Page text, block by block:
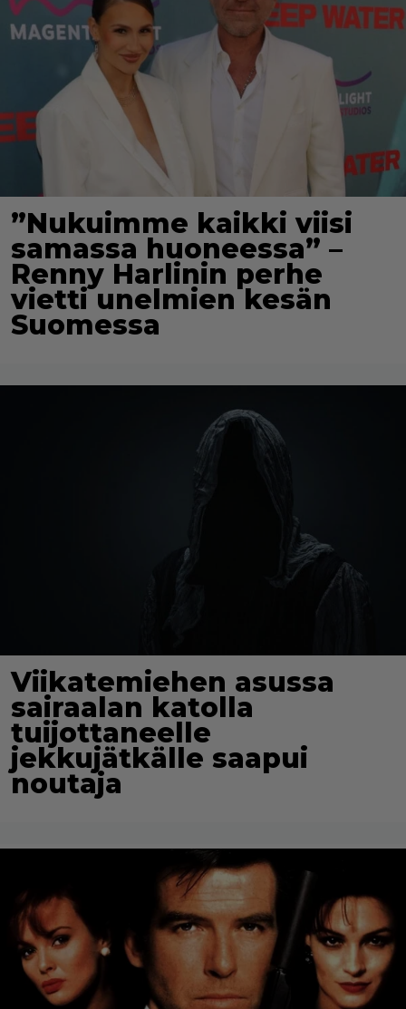
”Nukuimme kaikki viisi
samassa huoneessa” –
Renny Harlinin perhe
vietti unelmien kesän
Suomessa
Viikatemiehen asussa
sairaalan katolla
tuijottaneelle
jekkujätkälle saapui
noutaja